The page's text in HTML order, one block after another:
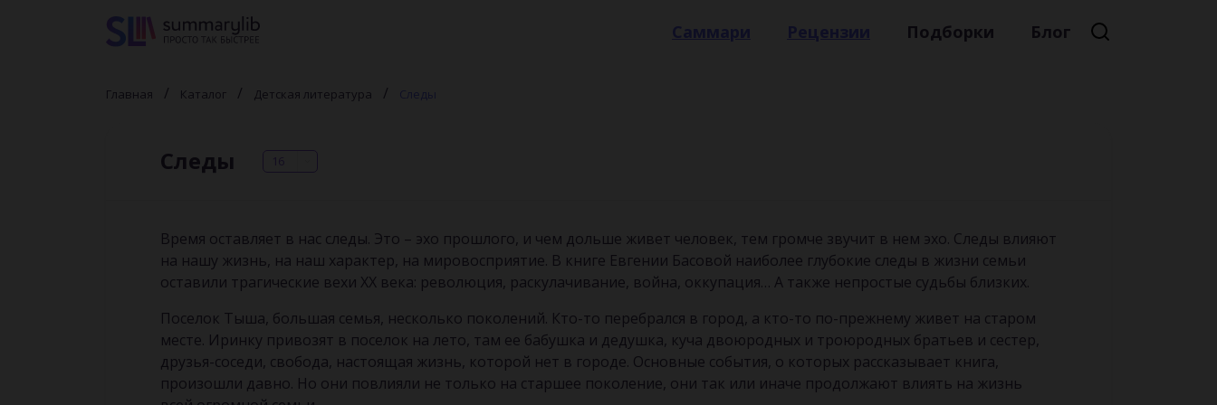
Подборки Блог
Главная Каталог Детская литература
Следы 16
Время оставляет в нас следы. Это – эхо прошлого, и чем дольше живет человек, тем громче звучит в нем эхо. Следы влияют
на нашу жизнь, на наш характер, на мировосприятие. В книге Евгении Басовой наиболее глубокие следы в жизни семьи
оставили трагические вехи XX века: революция, раскулачивание, война, оккупация… А также непростые судьбы близких.
Поселок Тыша, большая семья, несколько поколений. Кто-то перебрался в город, а кто-то по-прежнему живет на старом
месте. Иринку привозят в поселок на лето, там ее бабушка и дедушка, куча двоюродных и троюродных братьев и сестер,
друзья-соседи, свобода, настоящая жизнь, которой нет в городе. Основные события, о которых рассказывает книга,
произошли давно. Но они повлияли не только на старшее поколение, они так или иначе продолжают влиять на жизнь